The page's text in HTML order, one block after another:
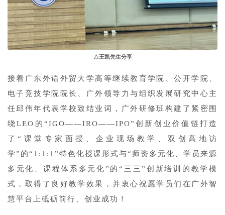
△王凯先生分享
接着广东外语外贸大学高等继续教育学院、公开学院、
电子竞技学院院长、广外领导力与组织发展研究中心主
任邱伟年代表学校致结业词，广外研修班构建了紧密围
绕LEO的“IGO——IRO——IPO”创新创业价值链打造
了“课堂专家面授、企业现场教学、双创高地访
学”的“1:1:1”特色化授课形式与“师资多元化、学员来源
多元化、课程体系多元化”的“三三”创新培训的教学模
式，取得了良好教学效果，并衷心祝愿学员们在广外智
慧平台上砥砺前行、创业成功！